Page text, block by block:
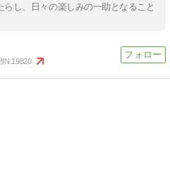
し、日々の楽しみの一助となること
IN:19820